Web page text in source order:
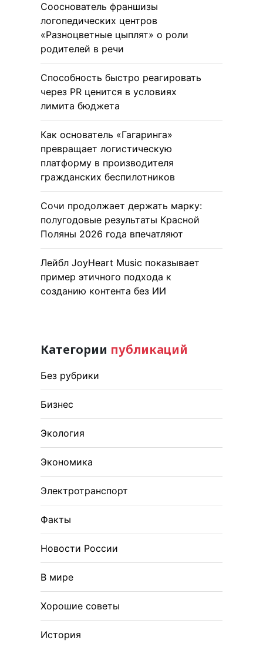
Сооснователь франшизы
логопедических центров
«Разноцветные цыплят» о роли
родителей в речи
Способность быстро реагировать
через PR ценится в условиях
лимита бюджета
Как основатель «Гагаринга»
превращает логистическую
платформу в производителя
гражданских беспилотников
Сочи продолжает держать марку:
полугодовые результаты Красной
Поляны 2026 года впечатляют
Лейбл JoyHeart Music показывает
пример этичного подхода к
созданию контента без ИИ
Категории публикаций
Без рубрики
Бизнес
Экология
Экономика
Электротранспорт
Факты
Новости России
В мире
Хорошие советы
История